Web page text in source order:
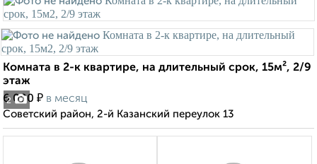
2
Комната в 2-к квартире, на длительный срок, 15м², 2/9
этаж
6 000 ₽ в месяц
Советский район, 2-й Казанский переулок 13